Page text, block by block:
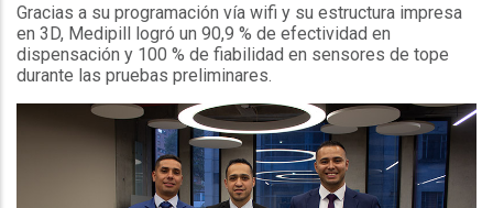
Gracias a su programación vía wifi y su estructura impresa
en 3D, Medipill logró un 90,9 % de efectividad en
dispensación y 100 % de fiabilidad en sensores de tope
durante las pruebas preliminares.